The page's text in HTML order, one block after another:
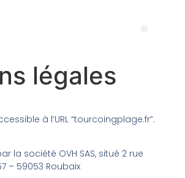
légales
à l’URL “tourcoingplage.fr”.
la société OVH SAS, situé 2 rue
– 59053 Roubaix